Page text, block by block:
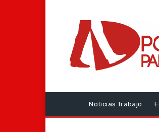
Noticias Trabajo